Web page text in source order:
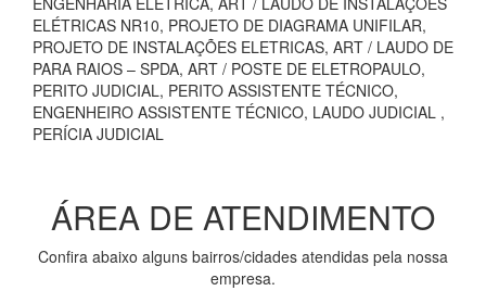
ELÉTRICAS NR10, PROJETO DE DIAGRAMA UNIFILAR,
PROJETO DE INSTALAÇÕES ELETRICAS, ART / LAUDO DE
PARA RAIOS – SPDA, ART / POSTE DE ELETROPAULO,
PERITO JUDICIAL, PERITO ASSISTENTE TÉCNICO,
ENGENHEIRO ASSISTENTE TÉCNICO, LAUDO JUDICIAL ,
PERÍCIA JUDICIAL
ÁREA DE ATENDIMENTO
Confira abaixo alguns bairros/cidades atendidas pela nossa
empresa.